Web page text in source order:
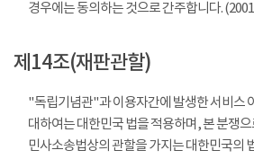
경우에는 동의하는 것으로 간주합니다.
제14조(재판관할)
"독립기념관"과 이용자간에 발생한 서비스
대하여는 대한민국 법을 적용하며, 본 분쟁
민사소송법상의 관할을 가지는 대한민국의